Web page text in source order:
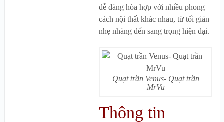
dễ dàng hòa hợp với nhiều phong
cách nội thất khác nhau, từ tối giản
nhẹ nhàng đến sang trọng hiện đại.
Quạt trần Venus- Quạt trần
MrVu
Thông tin